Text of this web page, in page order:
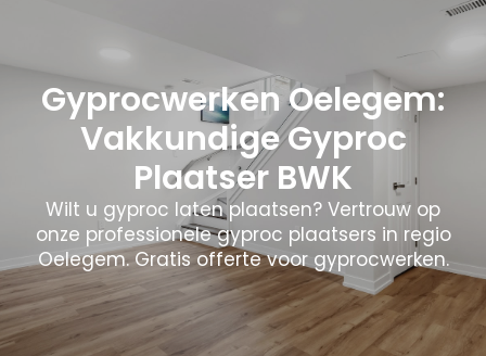
Gyprocwerken Oelegem:
Vakkundige Gyproc
Plaatser BWK
Wilt u gyproc laten plaatsen? Vertrouw op
onze professionele gyproc plaatsers in regio
Oelegem. Gratis offerte voor gyprocwerken.